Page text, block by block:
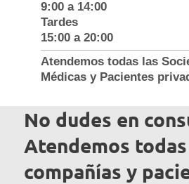
9:00 a 14:00
Tardes
15:00 a 20:00
Atendemos todas las
Médicas y Pacientes
No dudes en
Atendemos
compañías y